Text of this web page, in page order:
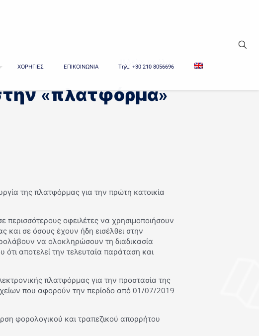
ΧΟΡΗΓΙΕΣ ΕΠΙΚΟΙΝΩΝΙΑ Tηλ.: +30 210 8056696
«πλατφόρμα»
της πλατφόρμας για την πρώτη κατοικία
οφειλέτες να χρησιμοποιήσουν
και σε όσους έχουν ήδη εισέλθει στην
να ολοκληρώσουν τη διαδικασία
ότι αποτελεί την τελευταία παράταση και
πλατφόρμας για την προστασία της
που αφορούν την περίοδο από 01/07/2019
φορολογικού και τραπεζικού απορρήτου